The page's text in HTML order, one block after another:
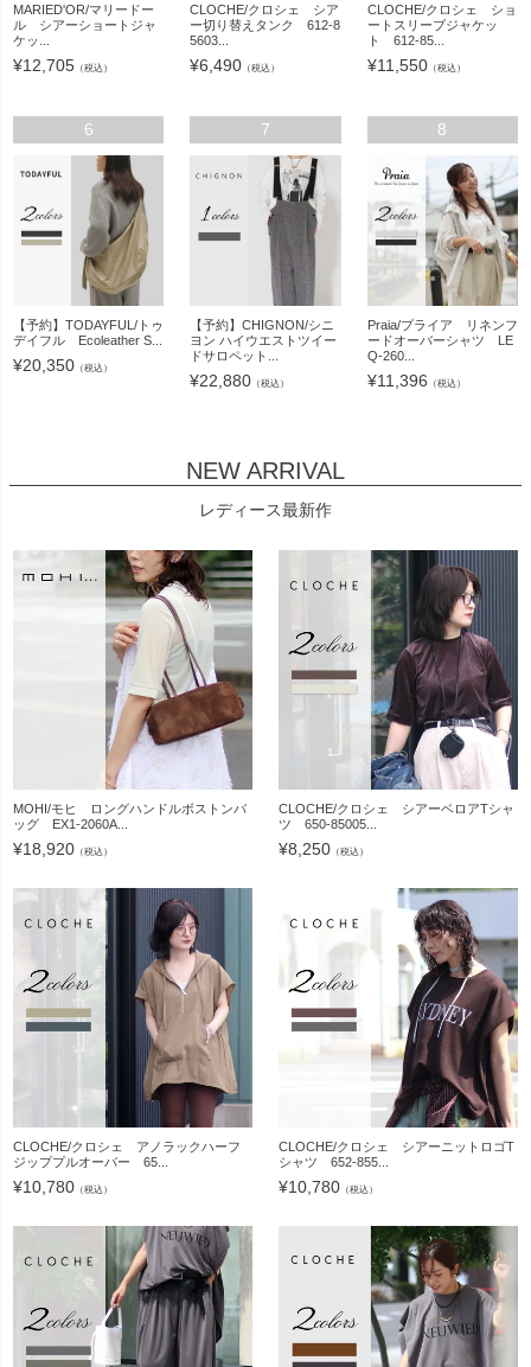
MARIED'OR/マリードー
ル シアーショートジャ
ケッ...
¥12,705 （税込）
CLOCHE/クロシェ シア
ー切り替えタンク 612-8
5603...
¥6,490 （税込）
CLOCHE/クロシェ ショ
ートスリーブジャケッ
ト 612-85...
¥11,550（税込）
6
【予約】TODAYFUL/トゥ
デイフル Ecoleather S...
¥20,350 （税込）
7
【予約】CHIGNON/シニ
ヨン ハイウエストツイー
ドサロペット...
¥22,880 （税込）
8
Praia/プライア リネンフ
ードオーバーシャツ LE
Q-260...
¥11,396 （税込）
NEW ARRIVAL
レディース最新作
MOHI/モヒ ロングハンドルボストンバ
ッグ EX1-2060A...
¥18,920 （税込）
CLOCHE/クロシェ シアーベロアTシャ
ツ 650-85005...
¥8,250 （税込）
CLOCHE/クロシェ アノラックハーフ
ジッププルオーバー 65...
¥10,780 （税込）
CLOCHE/クロシェ シアーニットロゴT
シャツ 652-855...
¥10,780 （税込）